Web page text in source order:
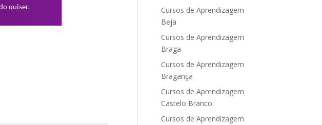
Cursos de Aprendizagem
Beja
Cursos de Aprendizagem
Braga
Cursos de Aprendizagem
Bragança
Cursos de Aprendizagem
Castelo Branco
Cursos de Aprendizagem